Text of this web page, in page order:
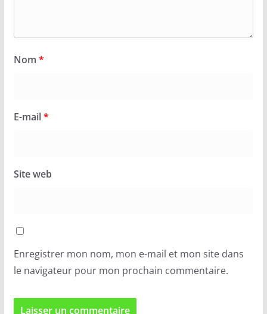
Nom *
E-mail*
Site web
Enregistrer mon nom, mon e-mail et mon site dans
le navigateur pour mon prochain commentaire.